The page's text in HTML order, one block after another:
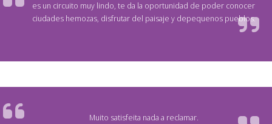
es un circuito muy lindo, te da la oportunidad de poder conocer
ciudades hemozas, disfrutar del paisaje y depequenos pueblos.
Muito satisfeita nada a reclamar.